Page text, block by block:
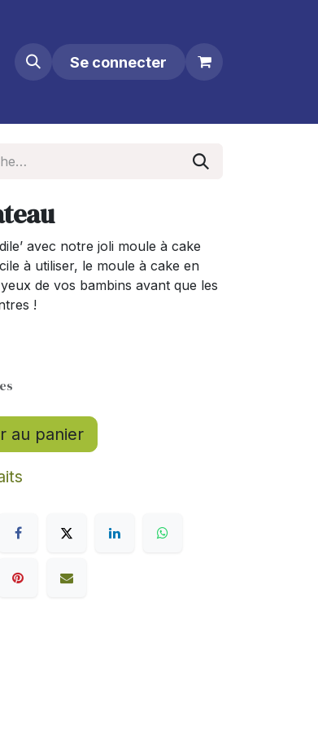
Se connecter
avec notre joli moule à cake
à utiliser, le moule à cake en
de vos bambins avant que les
!
au panier